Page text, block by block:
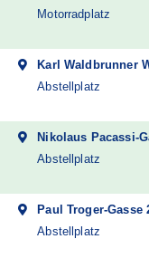
Motorradplatz
Karl Waldbrunner
Abstellplatz
Nikolaus Pacassi-
Abstellplatz
Paul Troger-Gasse
Abstellplatz